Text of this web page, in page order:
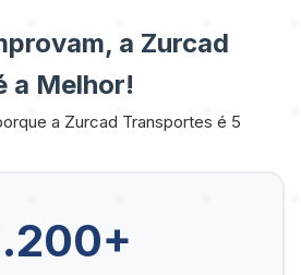
a Zurcad
a Melhor!
a Zurcad Transportes é 5